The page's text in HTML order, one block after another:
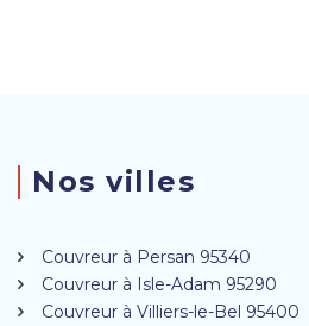
Nos villes
Couvreur à Persan 95340
Couvreur à Isle-Adam 95290
Couvreur à Villiers-le-Bel 95400